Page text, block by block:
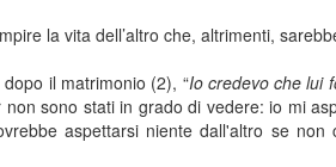
la vita dell’altro che, altrimenti,
il matrimonio (2), “Io credevo che lui
sono stati in grado di vedere: io mi
aspettarsi niente dall'altro se